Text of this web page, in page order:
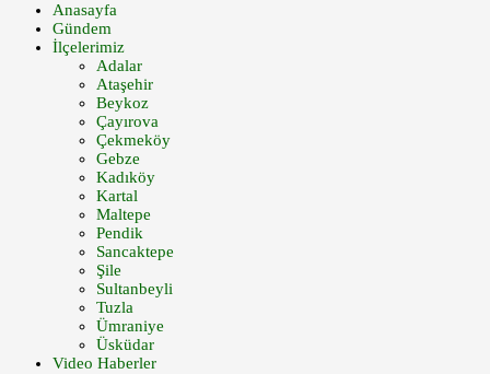
Anasayfa
Gündem
İlçelerimiz
Adalar
Ataşehir
Beykoz
Çayırova
Çekmeköy
Gebze
Kadıköy
Kartal
Maltepe
Pendik
Sancaktepe
Şile
Sultanbeyli
Tuzla
Ümraniye
Üsküdar
Video Haberler